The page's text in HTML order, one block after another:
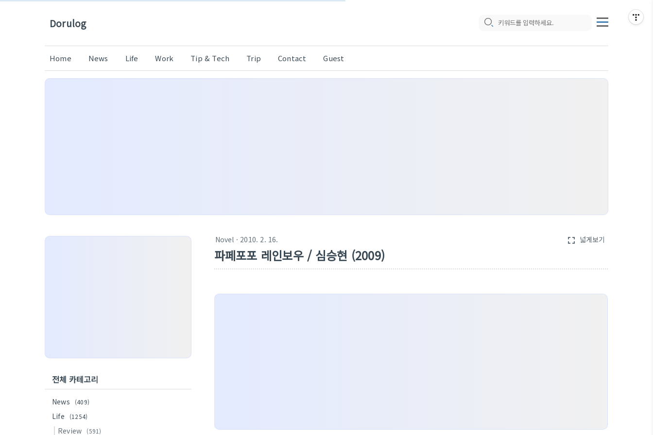
Dorulog
Home News Life Work Tip & Tech Trip Contact Guest
Novel · 2010. 2. 16. fullscreen 넓게보기
파페포포 레인보우 / 심승현 (2009)
전체 카테고리
News (409)
Life (1254)
Review (591)